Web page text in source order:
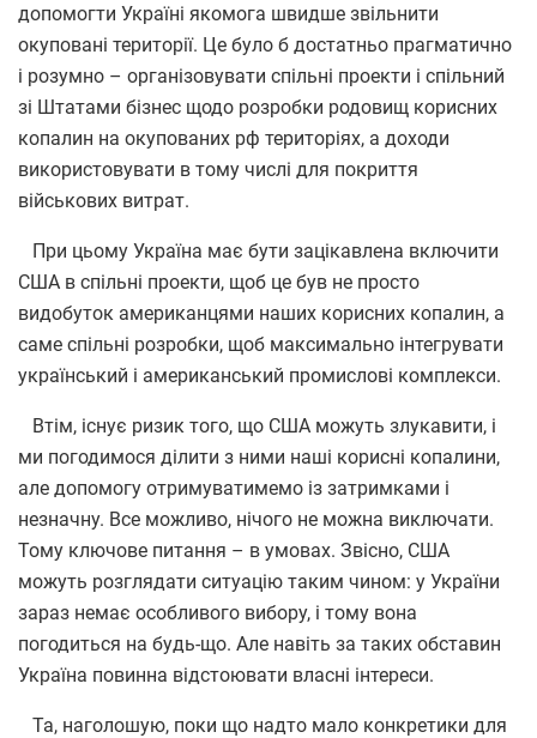
допомогти Україні якомога швидше звільнити
окуповані території. Це було б достатньо прагматично
і розумно – організовувати спільні проекти і спільний
зі Штатами бізнес щодо розробки родовищ корисних
копалин на окупованих рф територіях, а доходи
використовувати в тому числі для покриття
військових витрат.
При цьому Україна має бути зацікавлена включити
США в спільні проекти, щоб це був не просто
видобуток американцями наших корисних копалин, а
саме спільні розробки, щоб максимально інтегрувати
український і американський промислові комплекси.
Втім, існує ризик того, що США можуть злукавити, і
ми погодимося ділити з ними наші корисні копалини,
але допомогу отримуватимемо із затримками і
незначну. Все можливо, нічого не можна виключати.
Тому ключове питання – в умовах. Звісно, США
можуть розглядати ситуацію таким чином: у України
зараз немає особливого вибору, і тому вона
погодиться на будь-що. Але навіть за таких обставин
Україна повинна відстоювати власні інтереси.
Та, наголошую, поки що надто мало конкретики для